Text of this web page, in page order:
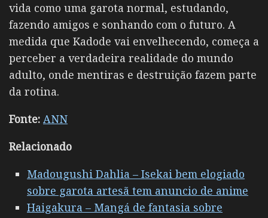
vida como uma garota normal, estudando,
fazendo amigos e sonhando com o futuro. A
medida que Kadode vai envelhecendo, começa a
perceber a verdadeira realidade do mundo
adulto, onde mentiras e destruição fazem parte
da rotina.
Fonte: ANN
Relacionado
Madougushi Dahlia – Isekai bem elogiado
sobre garota artesã tem anuncio de anime
Haigakura – Mangá de fantasia sobre